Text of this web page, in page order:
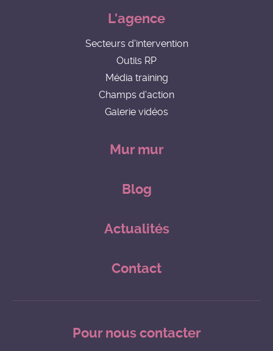
L'agence
Secteurs d'intervention
Outils RP
Média training
Champs d'action
Galerie vidéos
Mur mur
Blog
Actualités
Contact
Pour nous contacter